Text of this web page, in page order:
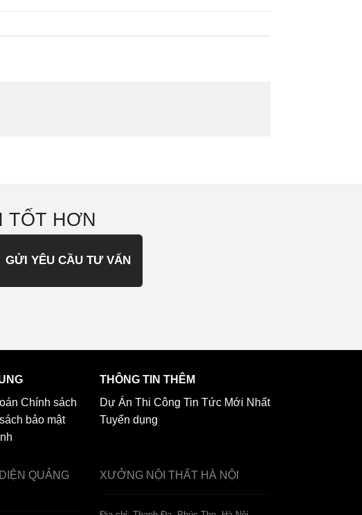
TỐT HƠN
GỬI YÊU CẦU TƯ VẤN
Chính sách
bảo mật
THÔNG TIN THÊM
Dự Án Thi Công Tin Tức Mới Nhất
Tuyển dụng
QUẢNG
XƯỞNG NỘI THẤT HÀ NỘI